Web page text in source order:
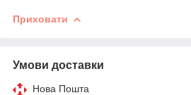
Приховати
Умови доставки
Нова Пошта